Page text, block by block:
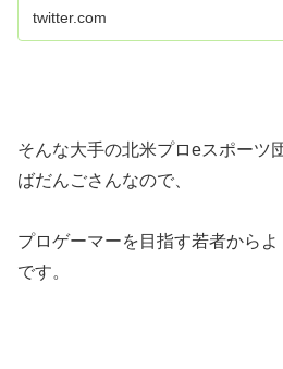
twitter.com
そんな大手の北米プロeスポーツ
ばだんごさんなので、
プロゲーマーを目指す若者から
です。